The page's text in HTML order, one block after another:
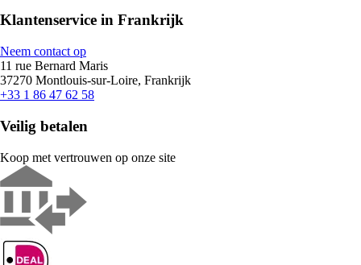
Klantenservice in Frankrijk
Neem contact op
11 rue Bernard Maris
37270 Montlouis-sur-Loire, Frankrijk
+33 1 86 47 62 58
Veilig betalen
Koop met vertrouwen op onze site